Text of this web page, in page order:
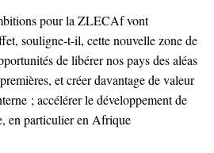
pour la ZLECAf vont
souligne-t-il, cette nouvelle zone de
de libérer nos pays des aléas
et créer davantage de valeur
; accélérer le développement de
en particulier en Afrique